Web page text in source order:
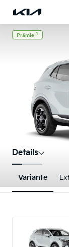
Prämie 1
Details
Variante